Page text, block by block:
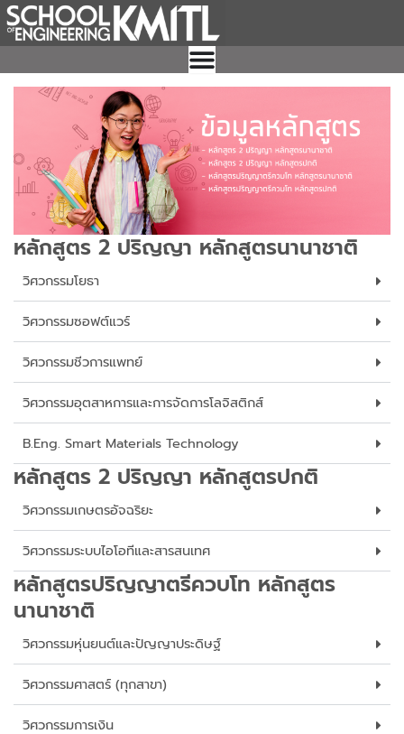
Skip
to
หลักสูตร 2 ปริญญา หลักสูตรนานาชาติ
วิศวกรรมโยธา
วิศวกรรมซอฟต์แวร์
วิศวกรรมชีวการแพทย์
วิศวกรรมอุตสาหการและการจัดการโลจิสติกส์
B.Eng. Smart Materials Technology
หลักสูตร 2 ปริญญา หลักสูตรปกติ
วิศวกรรมเกษตรอัจฉริยะ
วิศวกรรมระบบไอโอทีและสารสนเทศ
หลักสูตรปริญญาตรีควบโท หลักสูตร
นานาชาติ
วิศวกรรมหุ่นยนต์และปัญญาประดิษฐ์
วิศวกรรมศาสตร์ (ทุกสาขา)
วิศวกรรมการเงิน